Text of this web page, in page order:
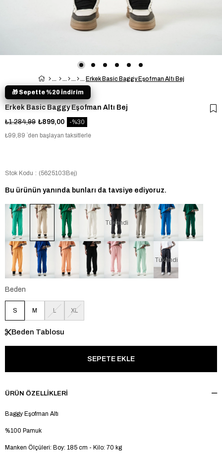
Erkek Basic Baggy Eşofman Altı Bej
Erkek Basic Baggy Eşofman Altı Bej
₺1.284,99 ₺899,00
30
₺99,89 `den başlayan taksitlerle
🎁 Sepette %20 İndirim
Stok Kodu (5625103Bej)
Bu ürünün yanında bunları da tavsiye ediyoruz.
Tükendi
Tükendi
Beden
S M L XL
Beden Tablosu
ÜRÜN ÖZELLIKLERI
Baggy Eşofman Altı
%100 Pamuk
Manken Ölçüleri: Boy: 185 cm - Kilo: 70 kg